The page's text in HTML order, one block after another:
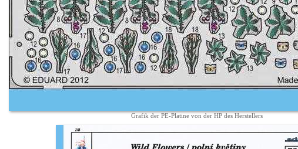
Grafik der PE-Platine von der HP des Herstellers